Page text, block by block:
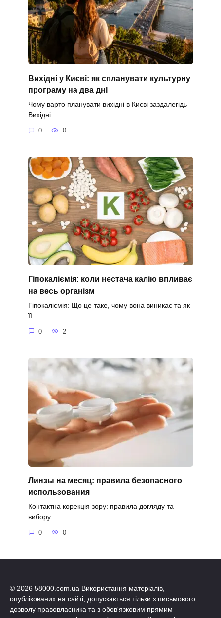
Вихідні у Києві: як спланувати культурну
програму на два дні
Чому варто планувати вихідні в Києві заздалегідь
Вихідні
0 0
Гіпокаліємія: коли нестача калію впливає
на весь організм
Гіпокаліємія: Що це таке, чому вона виникає та як
її
0 2
Линзы на месяц: правила безопасного
использования
Контактна корекція зору: правила догляду та
вибору
0 0
© 2026 58000.com.ua Використання матеріалів,
опублікованих на сайті, допускається тільки з письмового
дозволу правовласника та з обов'язковим прямим